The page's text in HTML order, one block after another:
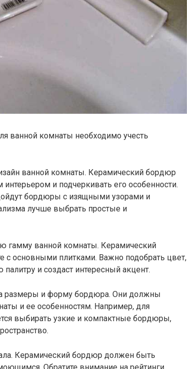
ванной комнаты необходимо учесть
ванной комнаты. Керамический бордюр
и подчеркивать его особенности.
бордюры с изящными узорами и
лучше выбрать простые и
гамму ванной комнаты. Керамический
с основными плитками. Важно подобрать цвет,
и создаст интересный акцент.
размеры и форму бордюра. Они должны
и ее особенностям. Например, для
выбирать узкие и компактные бордюры,
Керамический бордюр должен быть